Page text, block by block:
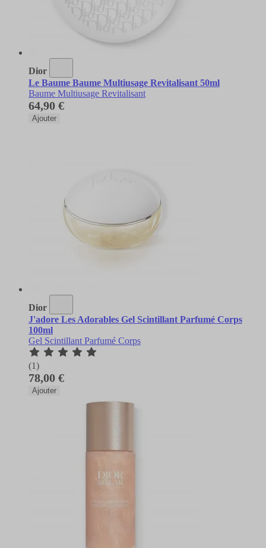
Dior
Le Baume Baume Multiusage Revitalisant 50ml
Baume Multiusage Revitalisant
64,90 €
Ajouter
Dior
J'adore Les Adorables Gel Scintillant Parfumé Corps
100ml
Gel Scintillant Parfumé Corps
(1)
78,00 €
Ajouter